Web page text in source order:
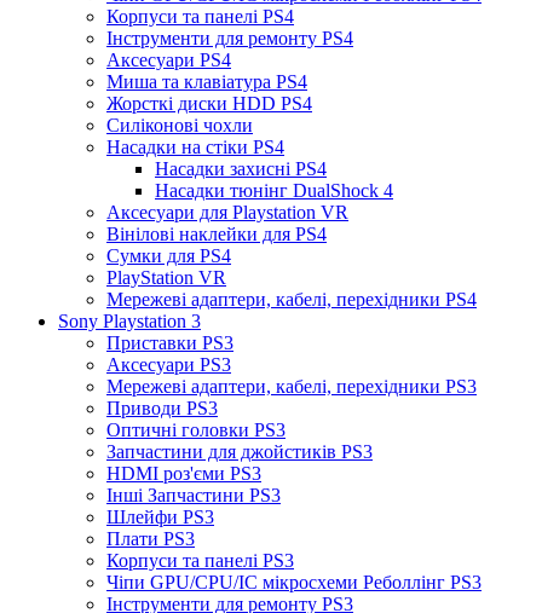
Корпуси та панелі PS4
Інструменти для ремонту PS4
Аксесуари PS4
Миша та клавіатура PS4
Жорсткі диски HDD PS4
Силіконові чохли
Насадки на стіки PS4
Насадки захисні PS4
Насадки тюнінг DualShock 4
Аксесуари для Playstation VR
Вінілові наклейки для PS4
Сумки для PS4
PlayStation VR
Мережеві адаптери, кабелі, перехідники PS4
Sony Playstation 3
Приставки PS3
Аксесуари PS3
Мережеві адаптери, кабелі, перехідники PS3
Приводи PS3
Оптичні головки PS3
Запчастини для джойстиків PS3
HDMI роз'єми PS3
Інші Запчастини PS3
Шлейфи PS3
Плати PS3
Корпуси та панелі PS3
Чіпи GPU/CPU/IC мікросхеми Реболлінг PS3
Інструменти для ремонту PS3